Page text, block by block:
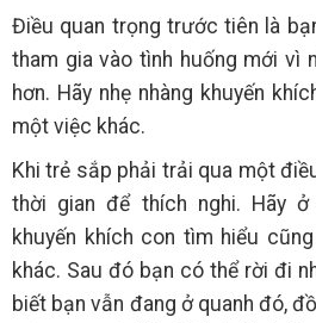
Điều quan trọng trước tiên là
tham gia vào tình huống mới vì
hơn. Hãy nhẹ nhàng khuyến
một việc khác.
Khi trẻ sắp phải trải qua một
thời gian để thích nghi. Hãy
khuyến khích con tìm hiểu
khác. Sau đó bạn có thể rời đi
biết bạn vẫn đang ở quanh đó,